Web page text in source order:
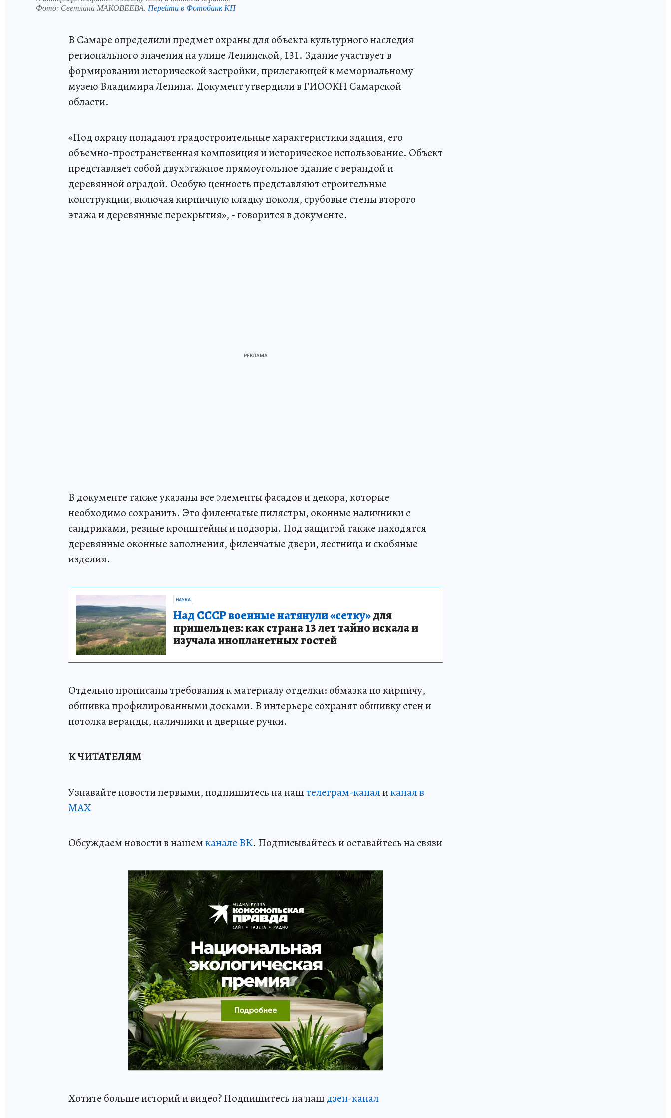
Фото: Светлана МАКОВЕЕВА. Перейти в Фотобанк КП
В Самаре определили предмет охраны для объекта культурного наследия
регионального значения на улице Ленинской, 131. Здание участвует в
формировании исторической застройки, прилегающей к мемориальному
музею Владимира Ленина. Документ утвердили в ГИООКН Самарской
области.
«Под охрану попадают градостроительные характеристики здания, его
объемно-пространственная композиция и историческое использование. Объект
представляет собой двухэтажное прямоугольное здание с верандой и
деревянной оградой. Особую ценность представляют строительные
конструкции, включая кирпичную кладку цоколя, срубовые стены второго
этажа и деревянные перекрытия», - говорится в документе.
В документе также указаны все элементы фасадов и декора, которые
необходимо сохранить. Это филенчатые пилястры, оконные наличники с
сандриками, резные кронштейны и подзоры. Под защитой также находятся
деревянные оконные заполнения, филенчатые двери, лестница и скобяные
изделия.
НАУКА
Над СССР военные натянули «сетку»для
пришельцев: как страна 13 лет тайно искала и
изучала инопланетных гостей
Отдельно прописаны требования к материалу отделки: обмазка по кирпичу,
обшивка профилированными досками. В интерьере сохранят обшивку стен и
потолка веранды, наличники и дверные ручки.
К ЧИТАТЕЛЯМ
Узнавайте новости первыми, подпишитесь на наштелеграм-каналиканал в
МАХ
Обсуждаем новости в нашемканале ВК. Подписывайтесь и оставайтесь на связи
Хотите больше историй и видео? Подпишитесь на наш дзен-канал